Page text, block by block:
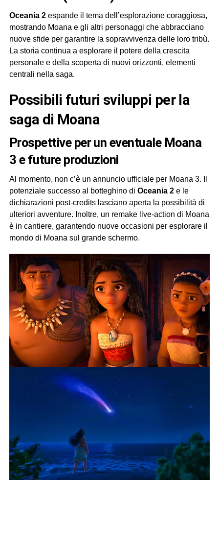
Oceania 2espande il tema dell’esplorazione coraggiosa,
mostrando Moana e gli altri personaggi che abbracciano
nuove sfide per garantire la sopravvivenza delle loro tribù.
La storia continua a esplorare il potere della crescita
personale e della scoperta di nuovi orizzonti, elementi
centrali nella saga.
Possibili futuri sviluppi per la
saga di Moana
Prospettive per un eventuale Moana
3 e future produzioni
Al momento, non c’è un annuncio ufficiale per Moana 3. Il
potenziale successo al botteghino di Oceania 2e le
dichiarazioni post-credits lasciano aperta la possibilità di
ulteriori avventure. Inoltre, un remake live-action di Moana
è in cantiere, garantendo nuove occasioni per esplorare il
mondo di Moana sul grande schermo.